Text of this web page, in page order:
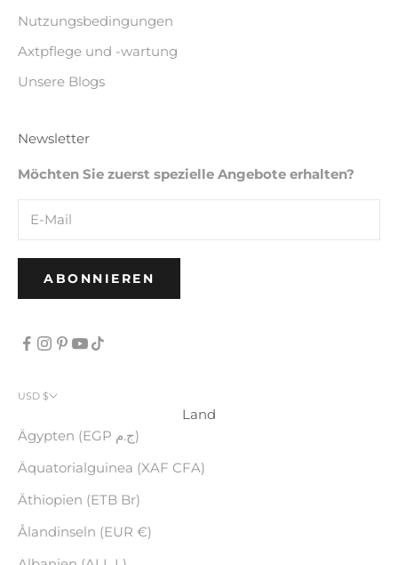
Nutzungsbedingungen
Axtpflege und -wartung
Unsere Blogs
Newsletter
Möchten Sie zuerst spezielle Angebote erhalten?
ABONNIEREN
USD $
Land
Ägypten (EGP ج.م)
Äquatorialguinea (XAF CFA)
Äthiopien (ETB Br)
Ålandinseln (EUR €)